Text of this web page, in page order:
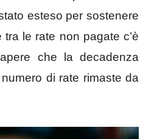
esteso per sostenere
tra le rate non pagate c’è
che la decadenza
di rate rimaste da